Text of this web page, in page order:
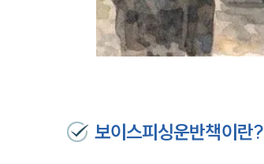
보이스피싱운반책이란?